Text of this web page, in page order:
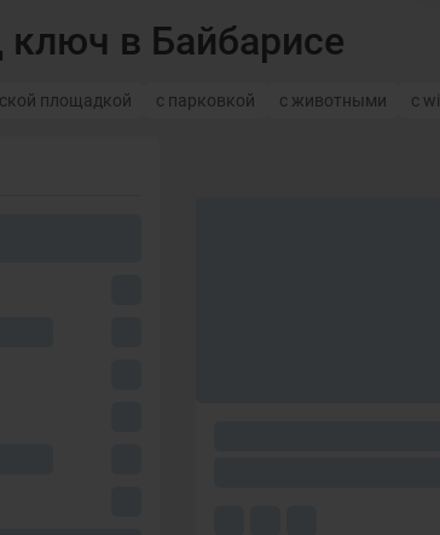
в Байбарисе
площадкой с парковкой с животными с